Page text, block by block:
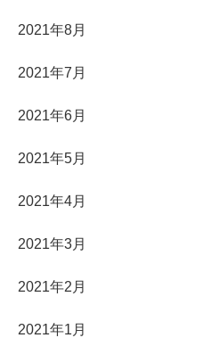
2021年8月
2021年7月
2021年6月
2021年5月
2021年4月
2021年3月
2021年2月
2021年1月